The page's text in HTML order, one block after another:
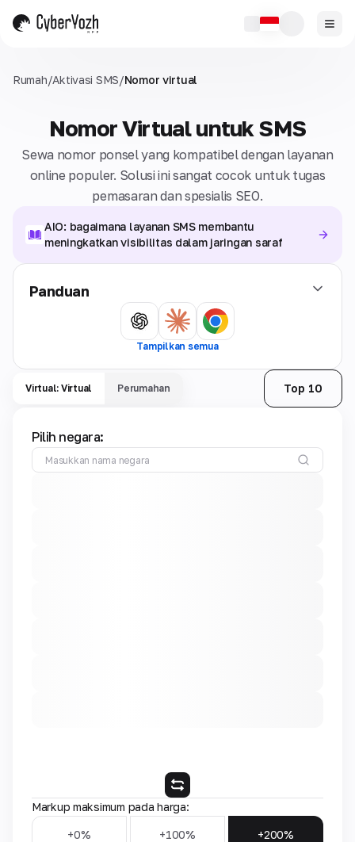
Rumah/Aktivasi SMS/Nomor virtual
Nomor Virtual untuk SMS
Sewa nomor ponsel yang kompatibel dengan layanan
online populer. Solusi ini sangat cocok untuk tugas
pemasaran dan spesialis SEO.
AIO: bagaimana layanan SMS membantu
meningkatkan visibilitas dalam jaringan saraf
Panduan
Tampilkan semua
Virtual: Virtual Perumahan Top 10
Pilih negara:
Markup maksimum pada harga:
+0% +100% +200%